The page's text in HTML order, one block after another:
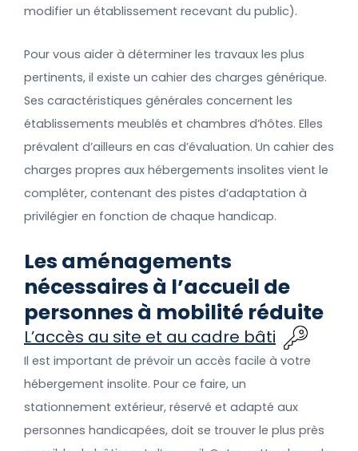
modifier un établissement recevant du public).
Pour vous aider à déterminer les travaux les plus
pertinents, il existe un cahier des charges générique.
Ses caractéristiques générales concernent les
établissements meublés et chambres d’hôtes. Elles
prévalent d’ailleurs en cas d’évaluation. Un cahier des
charges propres aux hébergements insolites vient le
compléter, contenant des pistes d’adaptation à
privilégier en fonction de chaque handicap.
Les aménagements
nécessaires à l’accueil de
personnes à mobilité réduite
L’accès au site et au cadre bâti
Il est important de prévoir un accès facile à votre
hébergement insolite. Pour ce faire, un
stationnement extérieur, réservé et adapté aux
personnes handicapées, doit se trouver le plus près